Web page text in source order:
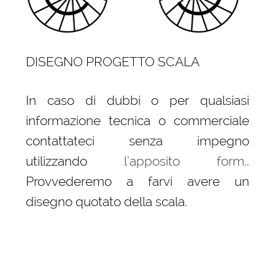
DISEGNO PROGETTO SCALA
In caso di dubbi o per qualsiasi
informazione tecnica o commerciale
contattateci senza impegno
utilizzando l’apposito form..
Provvederemo a farvi avere un
disegno quotato della scala.